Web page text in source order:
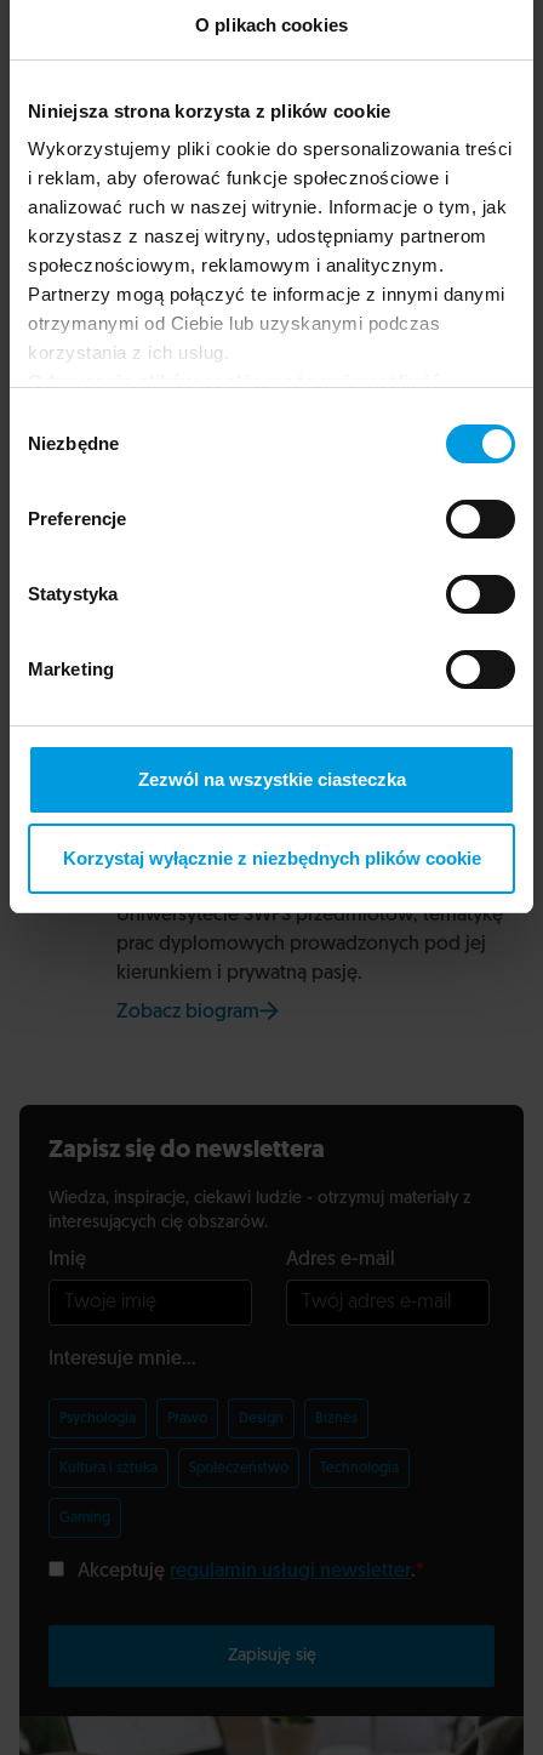
O plikach cookies
Niniejsza strona korzysta z plików cookie
Wykorzystujemy pliki cookie do spersonalizowania treści
i reklam, aby oferować funkcje społecznościowe i
analizować ruch w naszej witrynie. Informacje o tym, jak
korzystasz z naszej witryny, udostępniamy partnerom
społecznościowym, reklamowym i analitycznym.
Partnerzy mogą połączyć te informacje z innymi danymi
otrzymanymi od Ciebie lub uzyskanymi podczas
korzystania z ich usług.
oferowanych na naszej stronie, w tym m.in. z
zgody
Niezbędne
Preferencje
Statystyka
Marketing
Zezwól na wszystkie ciasteczka
Korzystaj wyłącznie z niezbędnych plików cookie
Dziennikarka i reporterka. Studiowała
antropologię i politykę społeczną. Ukończyła
również nauki polityczne na Universidad de los
Andes w Bogocie. Występuje jako ekspertka
od polityki latynoamerykańskiej m.in. w Dziale
Zagranicznym oraz radiu Tok FM.
Przeprowadziła wywiady m.in. z prezydentem
Wenezueli z ramienia opozycji, Juanem
Guaidó, byłym prezydentem Nikaragui,
Enrique Bolañosem Geyerem oraz byłymi
członkiniami kolumbijskiej partyzantki FARC.
tłumaczka. Ameryka Łacińska odkrywana wciąż
na nowo stanowi centrum jej zainteresowań
Uniwersytecie SWPS przedmiotów, tematykę
prac dyplomowych prowadzonych pod jej
kierunkiem i prywatną pasję.
Zobacz biogramna stronie Uniwersytetu SWPS
Zapisz się do newslettera
Wiedza, inspiracje, ciekawi ludzie - otrzymuj materiały z
interesujących cię obszarów.
Imię Adres e-mail
Interesuje mnie...
Psychologia Prawo Design Biznes
Kultura i sztuka Społeczeństwo Technologia
Gaming
Akceptuję regulamin usługi newsletter.*
Zapisuję się